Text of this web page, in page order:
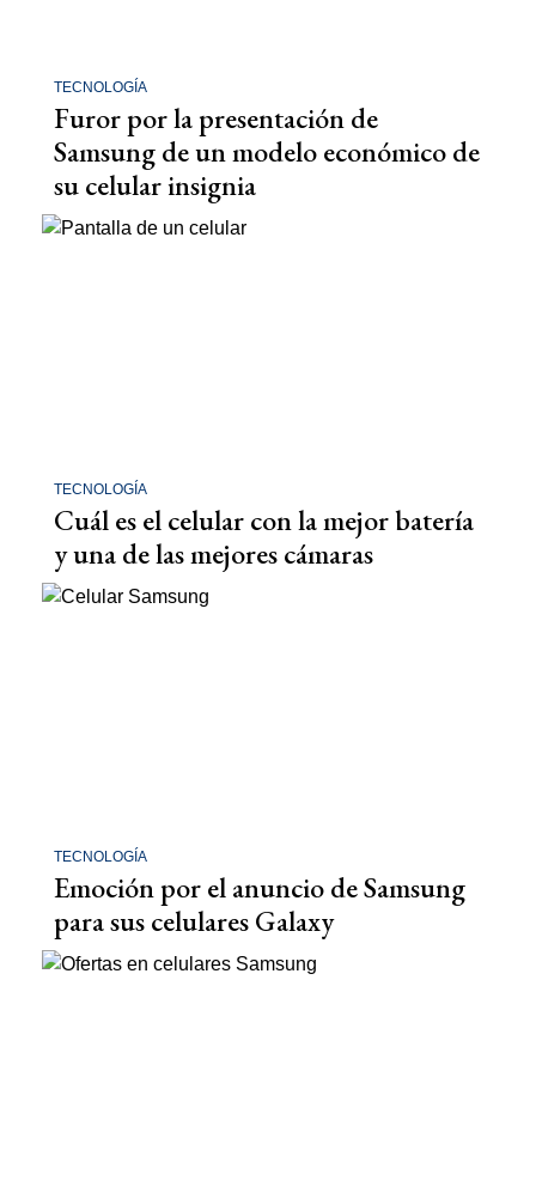
TECNOLOGÍA
Furor por la presentación de
Samsung de un modelo económico de
su celular insignia
TECNOLOGÍA
Cuál es el celular con la mejor batería
y una de las mejores cámaras
TECNOLOGÍA
Emoción por el anuncio de Samsung
para sus celulares Galaxy